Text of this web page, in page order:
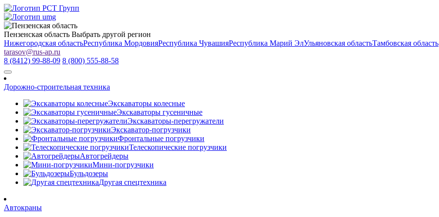
Пензенская область Выбрать другой регион
Нижегородская областьРеспублика МордовияРеспублика ЧувашияРеспублика Марий ЭлУльяновская областьТамбовская область
tarasov@rus-ap.ru
8 (8412) 99-88-09 8 (800) 555-88-58
Дорожно-строительная техника
Экскаваторы колесные
Экскаваторы гусеничные
Экскаваторы-перегружатели
Экскаватор-погрузчики
Фронтальные погрузчики
Телескопические погрузчики
Автогрейдеры
Мини-погрузчики
Бульдозеры
Другая спецтехника
Автокраны